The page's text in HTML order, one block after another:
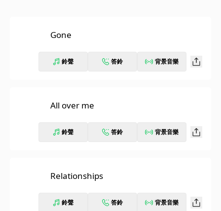
Gone
鈴聲 答鈴 背景音樂
All over me
鈴聲 答鈴 背景音樂
Relationships
鈴聲 答鈴 背景音樂